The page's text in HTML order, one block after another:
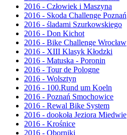
2016 - Człowiek i Maszyna
2016 - Skoda Challenge Poznań
2016 - śladami Szurkowskiego
2016 - Don Kichot
2016 - Bike Challenge Wrocław
2016 - XIII Klasyk Kłodzki
2016 - Matuska - Poronin
2016 - Tour de Pologne
2016 - Wolsztyn
2016 - 100.Rund um Koeln
2016 - Poznań Smochowice
2016 - Rewal Bike System
2016 - dookoła Jeziora Miedwie
2016 - Krośnice
2016 - Oborniki